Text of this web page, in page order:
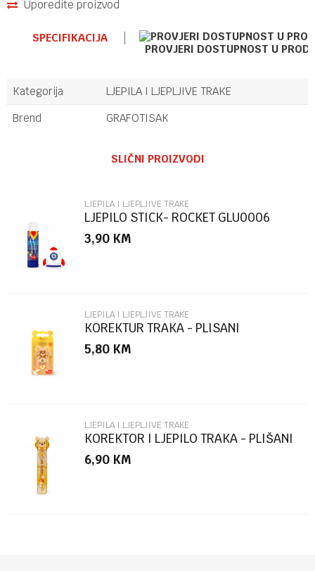
Uporedite proizvod
SPECIFIKACIJA
PROVJERI DOSTUPNOST U
Kategorija
LJEPILA I LJEPLJIVE TRAKE
Brend
GRAFOTISAK
Poruka
POŠALJI
SLIČNI PROIZVODI
LJEPILA I LJEPLJIVE TRAKE
LJEPILO STICK- ROCKET GLU0006
3,90 KM
LJEPILA I LJEPLJIVE TRAKE
KOREKTUR TRAKA - PLISANI
MEDVJEDICI CTCAT0004
5,80 KM
LJEPILA I LJEPLJIVE TRAKE
KOREKTOR I LJEPILO TRAKA - PLIŠANI
MEDVJEDIĆ CGT0002
6,90 KM